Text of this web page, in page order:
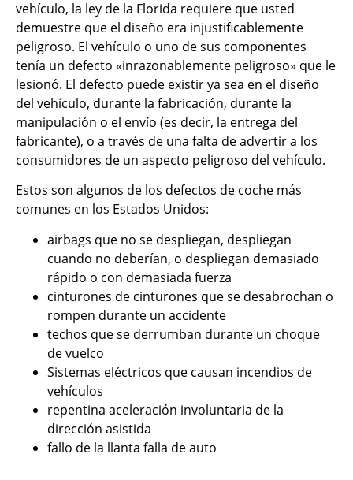
vehículo, la ley de la Florida requiere que usted
demuestre que el diseño era injustificablemente
peligroso. El vehículo o uno de sus componentes
tenía un defecto «inrazonablemente peligroso» que le
lesionó. El defecto puede existir ya sea en el diseño
del vehículo, durante la fabricación, durante la
manipulación o el envío (es decir, la entrega del
fabricante), o a través de una falta de advertir a los
consumidores de un aspecto peligroso del vehículo.
Estos son algunos de los defectos de coche más
comunes en los Estados Unidos:
airbags que no se despliegan, despliegan
cuando no deberían, o despliegan demasiado
rápido o con demasiada fuerza
cinturones de cinturones que se desabrochan o
rompen durante un accidente
techos que se derrumban durante un choque
de vuelco
Sistemas eléctricos que causan incendios de
vehículos
repentina aceleración involuntaria de la
dirección asistida
fallo de la llanta falla de auto